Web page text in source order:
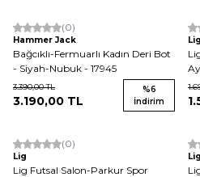
Yeni (0)
Hammer Jack
Bağcıklı-Fermuarlı Kadın Deri Bot
- Siyah-Nubuk - 17945
3.390,00TL
3.190,00 TL
%6
İndirim
Lig
(0)
Lig
Lig Futsal Salon-Parkur Spor
Lig